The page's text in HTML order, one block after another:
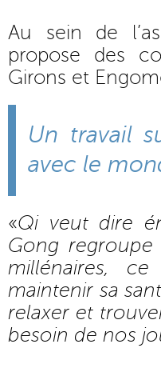
Au sein de
propose des
Girons et
Un travail
avec le
«Qi veut dire
Gong
millénaires,
maintenir sa
relaxer et
besoin de nos